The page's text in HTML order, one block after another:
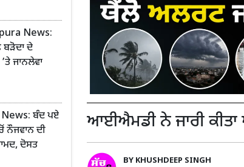
News:
ਦੇ
ਜਾਨਲੇਵਾ
ਬੰਦ ਪਏ
ਨੌਜਵਾਨ ਦੀ
ਦੋਸਤ
ਆਈਐਮਡੀ ਨੇ ਜਾਰੀ
BY KHUSHDEEP SINGH